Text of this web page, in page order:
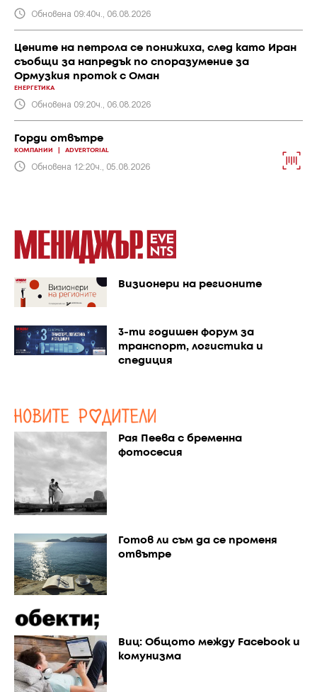
Обновена 09:40ч., 06.08.2026
Цените на петрола се понижиха, след като Иран
съобщи за напредък по споразумение за
Ормузкия проток с Оман
ЕНЕРГЕТИКА
Обновена 09:20ч., 06.08.2026
Горди отвътре
КОМПАНИИ ADVERTORIAL
Обновена 12:20ч., 05.08.2026
Визионери на регионите
3-ти годишен форум за
транспорт, логистика и
спедиция
Рая Пеева с бременна
фотосесия
Готов ли съм да се променя
отвътре
Виц: Общото между Facebook и
комунизма